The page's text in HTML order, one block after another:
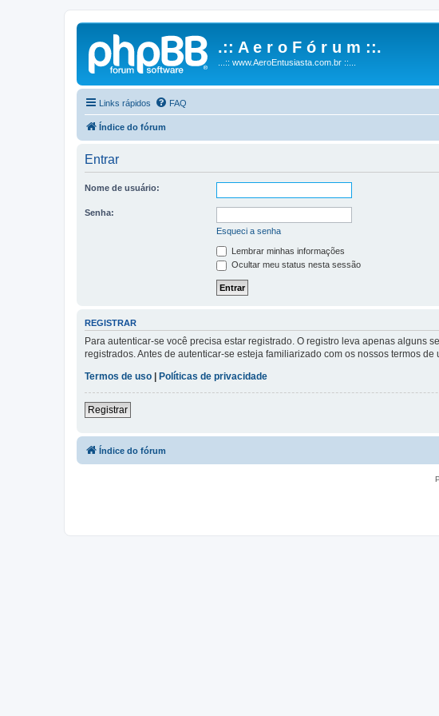
.:: A e r o F ó r u m ::.
...:: www.AeroEntusiasta.com.br ::...
Links rápidos FAQ
Índice do fórum
Entrar
Nome de usuário:
Senha:
Esqueci a senha
Lembrar minhas informações
Ocultar meu status nesta sessão
REGISTRAR
Para autenticar-se você precisa estar registrado. O registro leva apenas alguns
registrados. Antes de autenticar-se esteja familiarizado com os nossos termos
Termos de uso
Políticas de privacidade
Registrar
Índice do fórum